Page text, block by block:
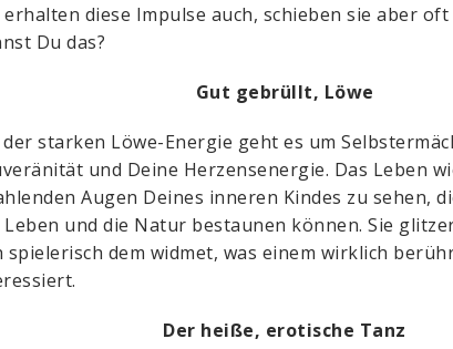
diese Impulse auch, schieben sie aber oft
Du das?
Gut gebrüllt, Löwe
starken Löwe-Energie geht es um
und Deine Herzensenergie. Das Leben
Augen Deines inneren Kindes zu sehen,
Leben und die Natur bestaunen können. Sie
spielerisch dem widmet, was einem wirklich
Der heiße, erotische Tanz